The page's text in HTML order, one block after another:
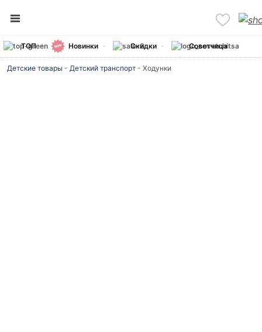
ТОП Новинки Скидки Советчица
Детские товары - Детский транспорт - Ходунки